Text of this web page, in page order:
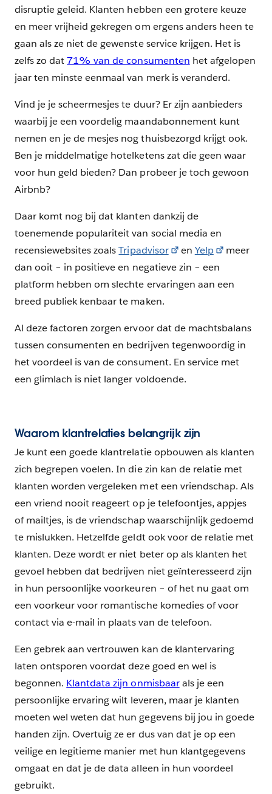
disruptie geleid. Klanten hebben een grotere keuze
en meer vrijheid gekregen om ergens anders heen te
gaan als ze niet de gewenste service krijgen. Het is
zelfs zo dat71% van de consumenten het afgelopen
jaar ten minste eenmaal van merk is veranderd.
Vind je je scheermesjes te duur? Er zijn aanbieders
waarbij je een voordelig maandabonnement kunt
nemen en je de mesjes nog thuisbezorgd krijgt ook.
Ben je middelmatige hotelketens zat die geen waar
voor hun geld bieden? Dan probeer je toch gewoon
Airbnb?
Daar komt nog bij dat klanten dankzij de
toenemende populariteit van social media en
recensiewebsites zoalsTripadvisor en Yelp
meer
dan ooit – in positieve en negatieve zin – een
platform hebben om slechte ervaringen aan een
breed publiek kenbaar te maken.
Al deze factoren zorgen ervoor dat de machtsbalans
tussen consumenten en bedrijven tegenwoordig in
het voordeel is van de consument. En service met
een glimlach is niet langer voldoende.
Waarom klantrelaties belangrijk zijn
Je kunt een goede klantrelatie opbouwen als klanten
zich begrepen voelen. In die zin kan de relatie met
klanten worden vergeleken met een vriendschap. Als
een vriend nooit reageert op je telefoontjes, appjes
of mailtjes, is de vriendschap waarschijnlijk gedoemd
te mislukken. Hetzelfde geldt ook voor de relatie met
klanten. Deze wordt er niet beter op als klanten het
gevoel hebben dat bedrijven niet geïnteresseerd zijn
in hun persoonlijke voorkeuren – of het nu gaat om
een voorkeur voor romantische komedies of voor
contact via e-mail in plaats van de telefoon.
Een gebrek aan vertrouwen kan de klantervaring
laten ontsporen voordat deze goed en wel is
begonnen. Klantdata zijn onmisbaarals je een
persoonlijke ervaring wilt leveren, maar je klanten
moeten wel weten dat hun gegevens bij jou in goede
handen zijn. Overtuig ze er dus van dat je op een
veilige en legitieme manier met hun klantgegevens
omgaat en dat je de data alleen in hun voordeel
gebruikt.